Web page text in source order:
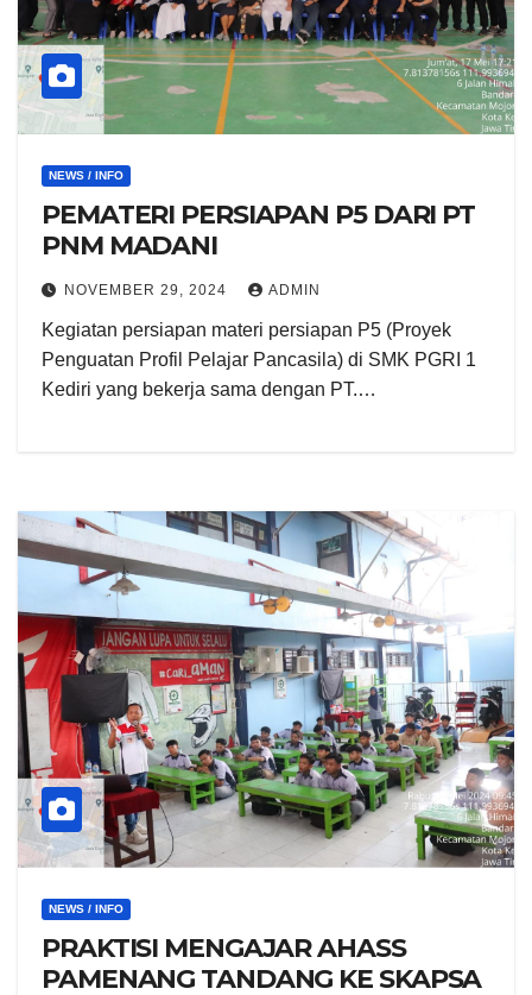
NEWS / INFO
PEMATERI PERSIAPAN P5 DARI PT
PNM MADANI
NOVEMBER 29, 2024 ADMIN
Kegiatan persiapan materi persiapan P5 (Proyek
Penguatan Profil Pelajar Pancasila) di SMK PGRI 1
Kediri yang bekerja sama dengan PT.…
NEWS / INFO
PRAKTISI MENGAJAR AHASS
PAMENANG TANDANG KE SKAPSA